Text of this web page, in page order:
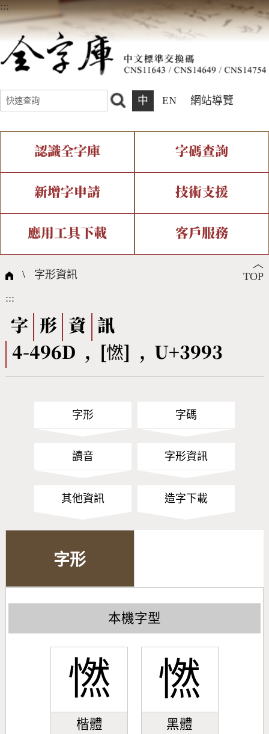
:::
中 EN 網站導覽
認識全字庫
全字庫介紹 全字庫現況
中文碼介紹 專有名詞介紹
國際字碼相關組織
字碼查詢
IDS查詢 部件查詢
複合查詢 注音查詢
筆畫查詢
筆順序查詢
CNS查詢 Unicode查詢
新增字申請
新字申請處理流程
技術支援
字形即時顯示 造字解決方案
全字庫授權 轉碼Web Service
應用工具下載
個人電腦造字處理工具
字形下載
客戶服務
問題集
熱門查詢統計
︿
TOP
\ 字形資訊
:::
字 形 資
訊
4-496D , [㦓] , U+3993
字形 字碼
讀音 字形資訊
其他資訊 造字下載
字形
本機字型
㦓
楷體
㦓
黑體